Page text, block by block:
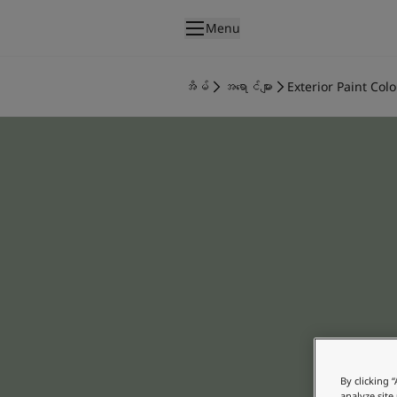
Menu
အိမ် အရောင်များ Exterior Paint
By clicking